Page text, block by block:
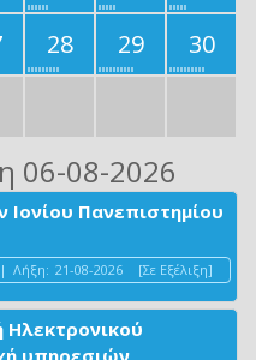
28 29
30
06-08-2026
Πανεπιστημίου
| Λήξη: 21-08-2026 [Σε Εξέλιξη]
Ηλεκτρονικού